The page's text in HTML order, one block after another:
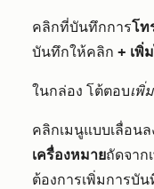
คลิกที่บันทึกการโท
บันทึกให้คลิก + เพิ่
ในกล่อง โต้ตอบเพิ่
คลิกเมนูแบบเลื่อนล
เครื่องหมายถัดจาก
ต้องการเพิ่มการบั